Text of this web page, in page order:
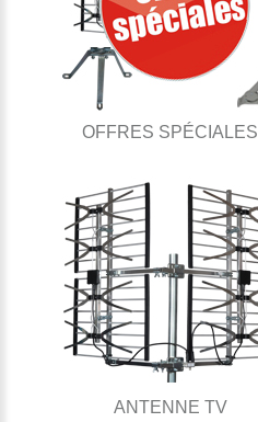
OFFRES SPÉCIALES
ANTENNE TV